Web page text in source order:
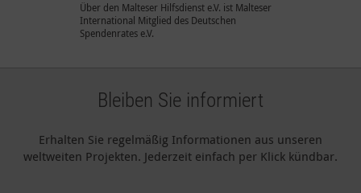
Über den Malteser Hilfsdienst e.V. ist Malteser
International Mitglied des Deutschen
Spendenrates e.V.
Bleiben Sie informiert
Erhalten Sie regelmäßig Informationen aus unseren
weltweiten Projekten. Jederzeit einfach per Klick kündbar.